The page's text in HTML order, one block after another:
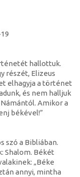
hallottuk.
részét, Elizeus
elhagyja a történet
és nem halljuk
Amikor a
békével!”
szó a Bibliában.
Shalom. Békét
„Béke
annyi, mintha